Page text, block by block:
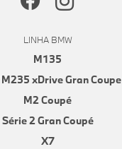
LINHA BMW
M135
M235 xDrive Gran Coupe
M2 Coupé
Série 2 Gran Coupé
X7